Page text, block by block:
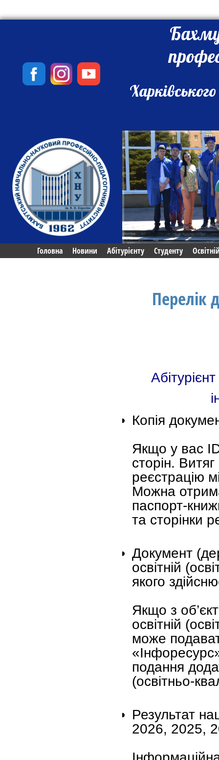
Головна Новини Абітурієнту Студенту
Перелік
Копія
Якщо у вас
сторін.
реєстрацію
Можна
паспорт-
та сторінки
Документ
освітній
якого
Якщо з
освітній
може
подання
(освітньо-
Результат
2026, 2025,